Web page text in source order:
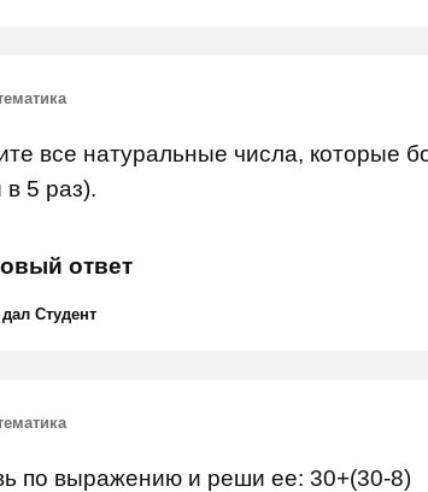
все натуральные числа, которые
5 раз).
ответ
Студент
по выражению и реши ее: 30+(30-8)